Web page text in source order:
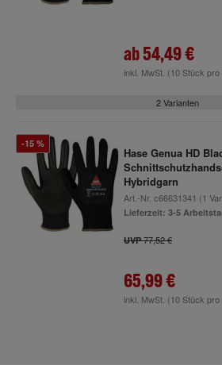
ab54,49 €
inkl. MwSt. (10 Stück
2 Varianten
-15 %
Hase Genua HD
Hybridgarn
Art.-Nr. c66631341 (1
Lieferzeit: 3-5
UVP77,52 €
65,99 €
inkl. MwSt. (10 Stück